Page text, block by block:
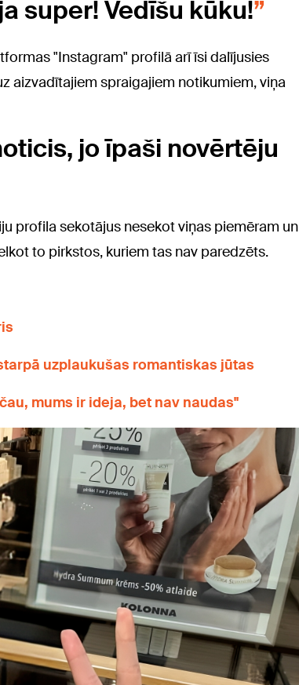
super! Vedīšu kūku!
"Instagram" profilā arī īsi dalījusies
aizvadītajiem spraigajiem notikumiem, viņa
jo īpaši novērtēju
profila sekotājus nesekot viņas piemēram un
to pirkstos, kuriem tas nav paredzēts.
uzplaukušas romantiskas jūtas
mums ir ideja, bet nav naudas"